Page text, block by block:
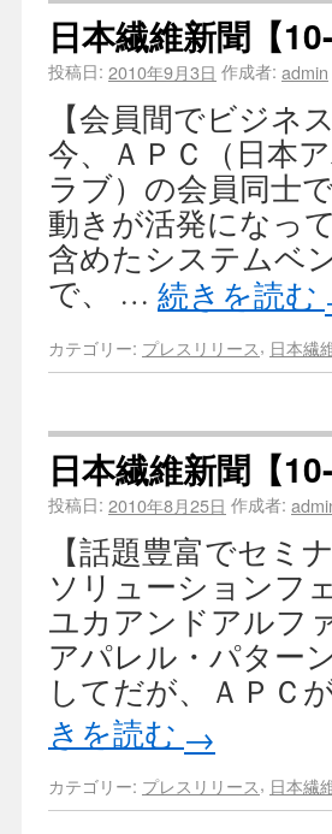
日本繊維新聞【
投稿日: 2010年9月3日 作成者: admin
【会員間でビジネ
今、ＡＰＣ（日本
ラブ）の会員同士
動きが活発になっ
含めたシステムベ
で、 … 続きを読む
カテゴリー: プレスリリース, 日本繊
日本繊維新聞【
投稿日: 2010年8月25日 作成者:
【話題豊富でセミ
ソリューションフ
ユカアンドアルフ
アパレル・パター
してだが、ＡＰＣ
きを読む →
カテゴリー: プレスリリース, 日本繊